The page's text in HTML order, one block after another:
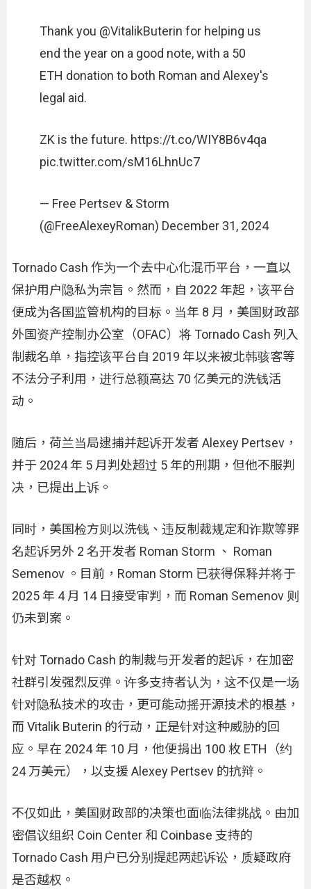
Thank you @VitalikButerin for helping us
end the year on a good note, with a 50
ETH donation to both Roman and Alexey's
legal aid.
ZK is the future. https://t.co/WIY8B6v4qa
pic.twitter.com/sM16LhnUc7
— Free Pertsev & Storm
(@FreeAlexeyRoman) December 31, 2024
Tornado Cash 作为一个去中心化混币平台，一直以
保护用户隐私为宗旨。然而，自 2022 年起，该平台
便成为各国监管机构的目标。当年 8 月，美国财政部
外国资产控制办公室（OFAC）将 Tornado Cash 列入
制裁名单，指控该平台自 2019 年以来被北韩骇客等
不法分子利用，进行总额高达 70 亿美元的洗钱活
动。
随后，荷兰当局逮捕并起诉开发者 Alexey Pertsev，
并于 2024 年 5 月判处超过 5 年的刑期，但他不服判
决，已提出上诉。
同时，美国检方则以洗钱、违反制裁规定和诈欺等罪
名起诉另外 2 名开发者 Roman Storm 、 Roman
Semenov 。目前，Roman Storm 已获得保释并将于
2025 年 4 月 14 日接受审判，而 Roman Semenov 则
仍未到案。
针对 Tornado Cash 的制裁与开发者的起诉，在加密
社群引发强烈反弹。许多支持者认为，这不仅是一场
针对隐私技术的攻击，更可能动摇开源技术的根基，
而 Vitalik Buterin 的行动，正是针对这种威胁的回
应。早在 2024 年 10 月，他便捐出 100 枚 ETH（约
24 万美元），以支援 Alexey Pertsev 的抗辩。
不仅如此，美国财政部的决策也面临法律挑战。由加
密倡议组织 Coin Center 和 Coinbase 支持的
Tornado Cash 用户已分别提起两起诉讼，质疑政府
是否越权。